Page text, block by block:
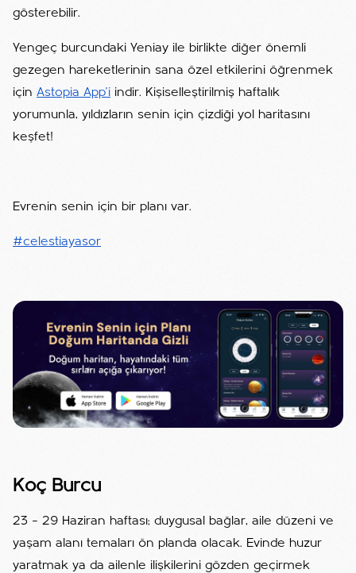
gösterebilir.
Yengeç burcundaki Yeniay ile birlikte diğer önemli
gezegen hareketlerinin sana özel etkilerini öğrenmek
için Astopia App'i indir. Kişiselleştirilmiş haftalık
yorumunla, yıldızların senin için çizdiği yol haritasını
keşfet!
Evrenin senin için bir planı var.
#celestiayasor
Koç Burcu
23 – 29 Haziran haftası; duygusal bağlar, aile düzeni ve
yaşam alanı temaları ön planda olacak. Evinde huzur
yaratmak ya da ailenle ilişkilerini gözden geçirmek